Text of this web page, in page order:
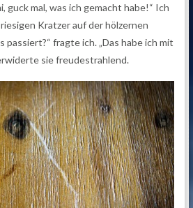
guck mal, was ich gemacht habe!“ Ich
Kratzer auf der hölzernen
passiert?“ fragte ich. „Das habe ich mit
sie freudestrahlend.